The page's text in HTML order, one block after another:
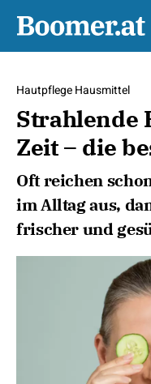
Hautpflege Hausmittel
Strahlende
Zeit – die
Oft reichen
im Alltag aus,
frischer und